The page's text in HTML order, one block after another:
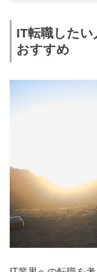
IT転職した
おすすめ